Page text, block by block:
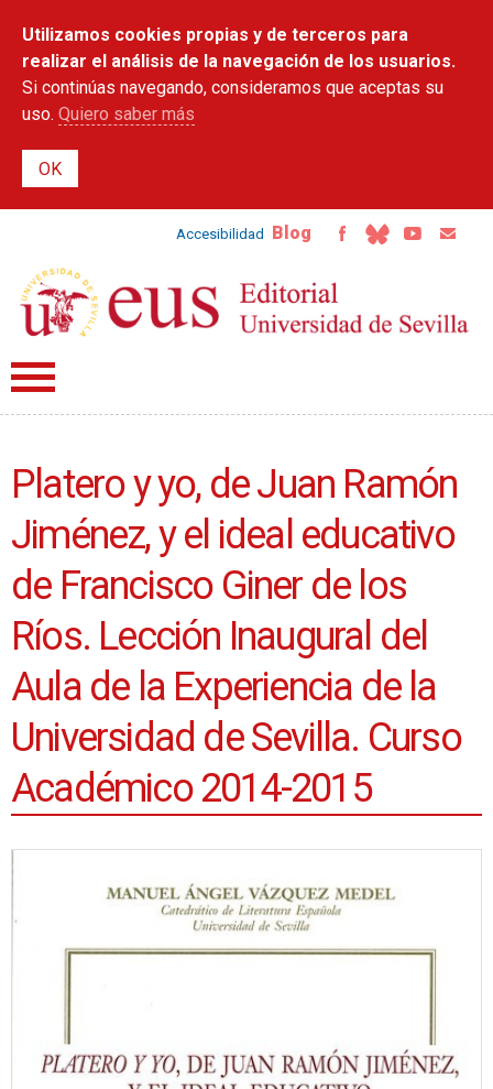
contenido
principal
Utilizamos cookies propias y de terceros para
realizar el análisis de la navegación de los usuarios.
Si continúas navegando, consideramos que aceptas su
uso. Quiero saber más
Accesibilidad Blog
Platero y yo, de Juan Ramón
Jiménez, y el ideal educativo
de Francisco Giner de los
Ríos. Lección Inaugural del
Aula de la Experiencia de la
Universidad de Sevilla. Curso
Académico 2014-2015